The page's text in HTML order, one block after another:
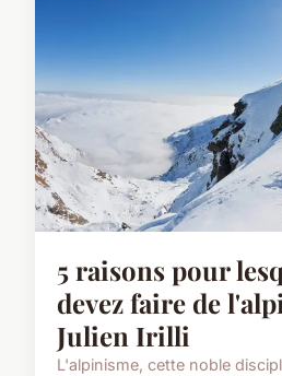
5 raisons pour
devez faire de
Julien Irilli
L'alpinisme, cette noble